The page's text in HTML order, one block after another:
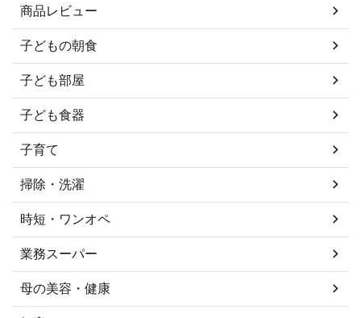
商品レビュー
子どもの朝食
子ども部屋
子ども食器
子育て
掃除・洗濯
時短・ワンオペ
業務スーパー
母の美容・健康